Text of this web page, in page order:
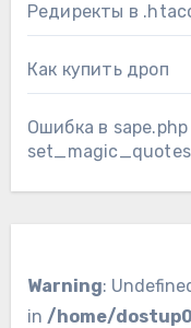
Редиректы в
Как купить дроп
Ошибка в
Warning:
in /home/